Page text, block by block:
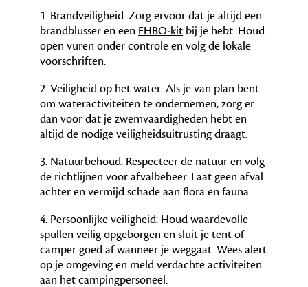
1. Brandveiligheid: Zorg ervoor dat je altijd een
brandblusser en een EHBO-kit bij je hebt. Houd
open vuren onder controle en volg de lokale
voorschriften.
2. Veiligheid op het water: Als je van plan bent
om wateractiviteiten te ondernemen, zorg er
dan voor dat je zwemvaardigheden hebt en
altijd de nodige veiligheidsuitrusting draagt.
3. Natuurbehoud: Respecteer de natuur en volg
de richtlijnen voor afvalbeheer. Laat geen afval
achter en vermijd schade aan flora en fauna.
4. Persoonlijke veiligheid: Houd waardevolle
spullen veilig opgeborgen en sluit je tent of
camper goed af wanneer je weggaat. Wees alert
op je omgeving en meld verdachte activiteiten
aan het campingpersoneel.